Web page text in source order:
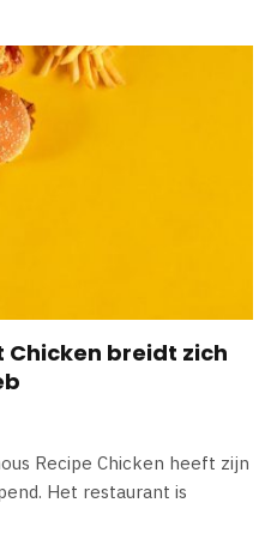
Chicken breidt zich
Recipe Chicken heeft zijn
Het restaurant is